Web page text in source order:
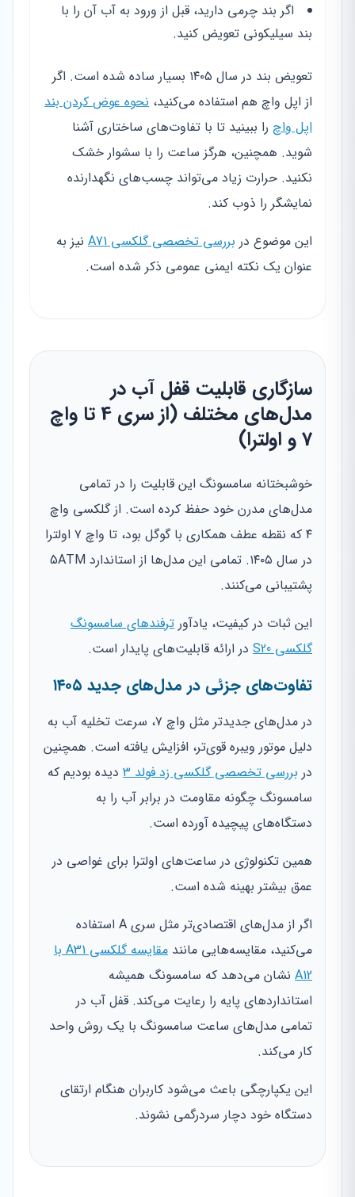
اگر بند چرمی دارید، قبل از ورود به آب آن را با
بند سیلیکونی تعویض کنید.
تعویض بند در سال ۱۴۰۵ بسیار ساده شده است. اگر
از اپل واچ هم استفاده می‌کنید، نحوه عوض کردن بند
اپل واچ را ببینید تا با تفاوت‌های ساختاری آشنا
شوید. همچنین، هرگز ساعت را با سشوار خشک
نکنید. حرارت زیاد می‌تواند چسب‌های نگهدارنده
نمایشگر را ذوب کند.
این موضوع در بررسی تخصصی گلکسی A71
نیز به
عنوان یک نکته ایمنی عمومی ذکر شده است.
سازگاری قابلیت قفل آب در
مدل‌های مختلف (از سری 4 تا واچ
7 و اولترا)
خوشبختانه سامسونگ این قابلیت را در تمامی
مدل‌های مدرن خود حفظ کرده است. از گلکسی واچ
۴ که نقطه عطف همکاری با گوگل بود، تا واچ ۷ اولترا
در سال ۱۴۰۵. تمامی این مدل‌ها از استاندارد 5ATM
پشتیبانی می‌کنند.
این ثبات در کیفیت، یادآور ترفندهای سامسونگ
گلکسی S20
در ارائه قابلیت‌های پایدار است.
تفاوت‌های جزئی در مدل‌های جدید ۱۴۰۵
در مدل‌های جدیدتر مثل واچ ۷، سرعت تخلیه آب به
دلیل موتور ویبره قوی‌تر، افزایش یافته است. همچنین
در بررسی تخصصی گلکسی زد فولد ۳
دیده بودیم که
سامسونگ چگونه مقاومت در برابر آب را به
دستگاه‌های پیچیده آورده است.
همین تکنولوژی در ساعت‌های اولترا برای غواصی در
عمق بیشتر بهینه شده است.
اگر از مدل‌های اقتصادی‌تر مثل سری A استفاده
می‌کنید، مقایسه‌هایی مانند
مقایسه گلکسی A31 با
A12 نشان می‌دهد که سامسونگ همیشه
استانداردهای پایه را رعایت می‌کند. قفل آب در
تمامی مدل‌های ساعت سامسونگ با یک روش واحد
کار می‌کند.
این یکپارچگی باعث می‌شود کاربران هنگام ارتقای
دستگاه خود دچار سردرگمی نشوند.